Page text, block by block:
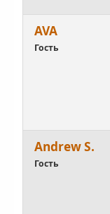
AVA
Гость
Andrew S.
Гость